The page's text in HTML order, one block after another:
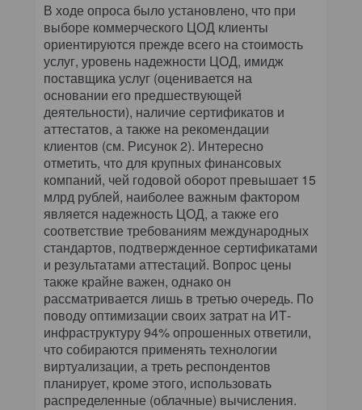
В ходе опроса было установлено, что при
выборе коммерческого ЦОД клиенты
ориентируются прежде всего на стоимость
услуг, уровень надежности ЦОД, имидж
поставщика услуг (оценивается на
основании его предшествующей
деятельности), наличие сертификатов и
аттестатов, а также на рекомендации
клиентов (см. Рисунок 2). Интересно
отметить, что для крупных финансовых
компаний, чей годовой оборот превышает 15
млрд рублей, наиболее важным фактором
является надежность ЦОД, а также его
соответствие требованиям международных
стандартов, подтвержденное сертификатами
и результатами аттестаций. Вопрос цены
также крайне важен, однако он
рассматривается лишь в третью очередь. По
поводу оптимизации своих затрат на ИТ-
инфраструктуру 94% опрошенных ответили,
что собираются применять технологии
виртуализации, а треть респондентов
планирует, кроме этого, использовать
распределенные (облачные) вычисления.